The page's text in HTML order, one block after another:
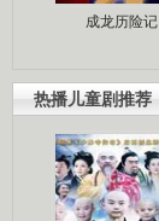
成龙历险记
热播儿童剧推荐